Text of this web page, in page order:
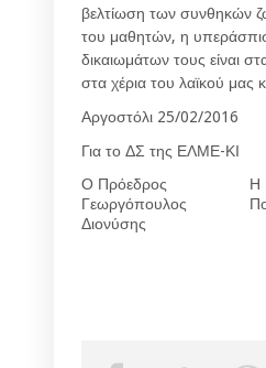
βελτίωση των συνθηκών
του μαθητών, η
δικαιωμάτων τους είναι
στα χέρια του λαϊκού μας
Αργοστόλι 25/02/2016
Για το ΔΣ της ΕΛΜΕ-ΚΙ
Ο Πρόεδρος
Η
Γεωργόπουλος
Διονύσης